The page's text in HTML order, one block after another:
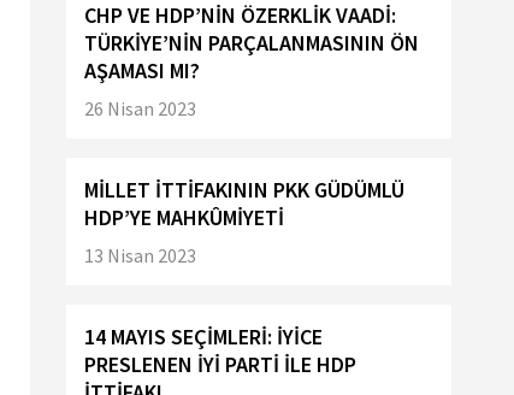
CHP VE HDP’NİN ÖZERKLİK VAADİ:
TÜRKİYE’NİN PARÇALANMASININ ÖN
AŞAMASI MI?
26 Nisan 2023
MİLLET İTTİFAKININ PKK GÜDÜMLÜ
HDP’YE MAHKÛMİYETİ
13 Nisan 2023
14 MAYIS SEÇİMLERİ: İYİCE
PRESLENEN İYİ PARTİ İLE HDP